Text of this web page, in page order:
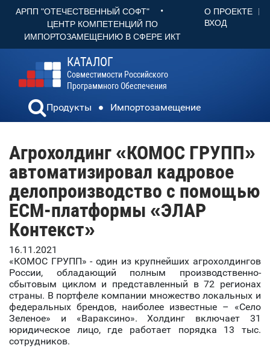
АРПП "ОТЕЧЕСТВЕННЫЙ СОФТ" •
ЦЕНТР КОМПЕТЕНЦИЙ ПО
ИМПОРТОЗАМЕЩЕНИЮ В СФЕРЕ ИКТ
О ПРОЕКТЕ
ВХОД
КАТАЛОГ
Совместимости Российского
Программного Обеспечения
Продукты Импортозамещение
Агрохолдинг «КОМОС ГРУПП»
автоматизировал кадровое
делопроизводство с помощью
ECM-платформы «ЭЛАР
Контекст»
16.11.2021
«КОМОС ГРУПП» - один из крупнейших агрохолдингов
России, обладающий полным производственно-
сбытовым циклом и представленный в 72 регионах
страны. В портфеле компании множество локальных и
федеральных брендов, наиболее известные – «Село
Зеленое» и «Вараксино». Холдинг включает 31
юридическое лицо, где работает порядка 13 тыс.
сотрудников.